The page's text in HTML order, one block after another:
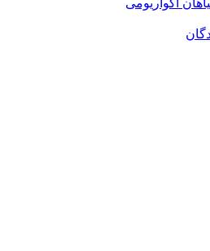
آکواریومی